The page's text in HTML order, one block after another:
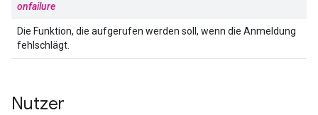
onfailure
Die Funktion, die aufgerufen werden soll, wenn die Anmeldung
fehlschlägt.
Nutzer